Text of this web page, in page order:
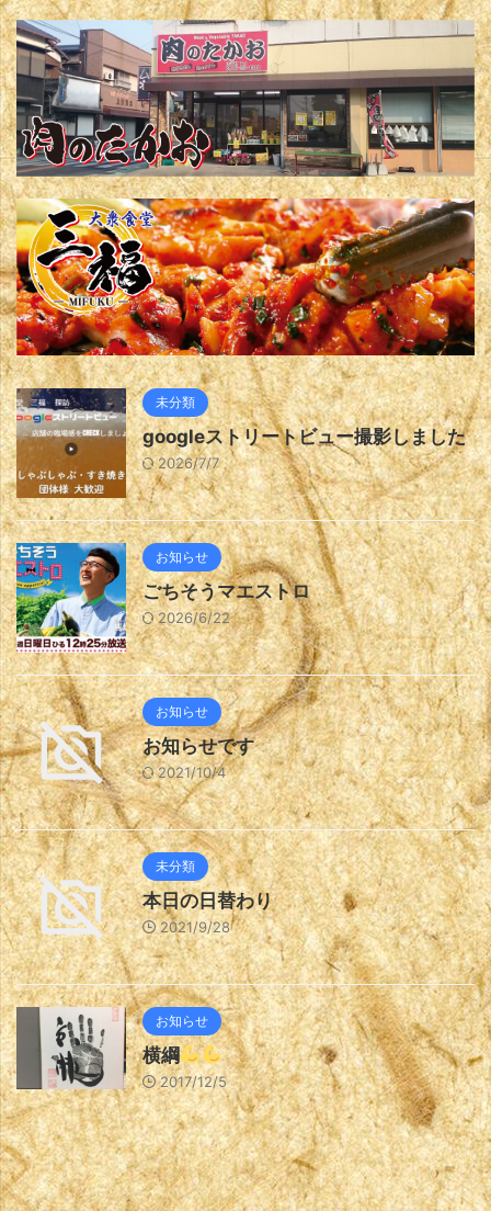
未分類
googleストリートビュー撮影しました
2026/7/7
お知らせ
ごちそうマエストロ
2026/6/22
お知らせ
お知らせです
2021/10/4
未分類
本日の日替わり
2021/9/28
お知らせ
横綱
2017/12/5